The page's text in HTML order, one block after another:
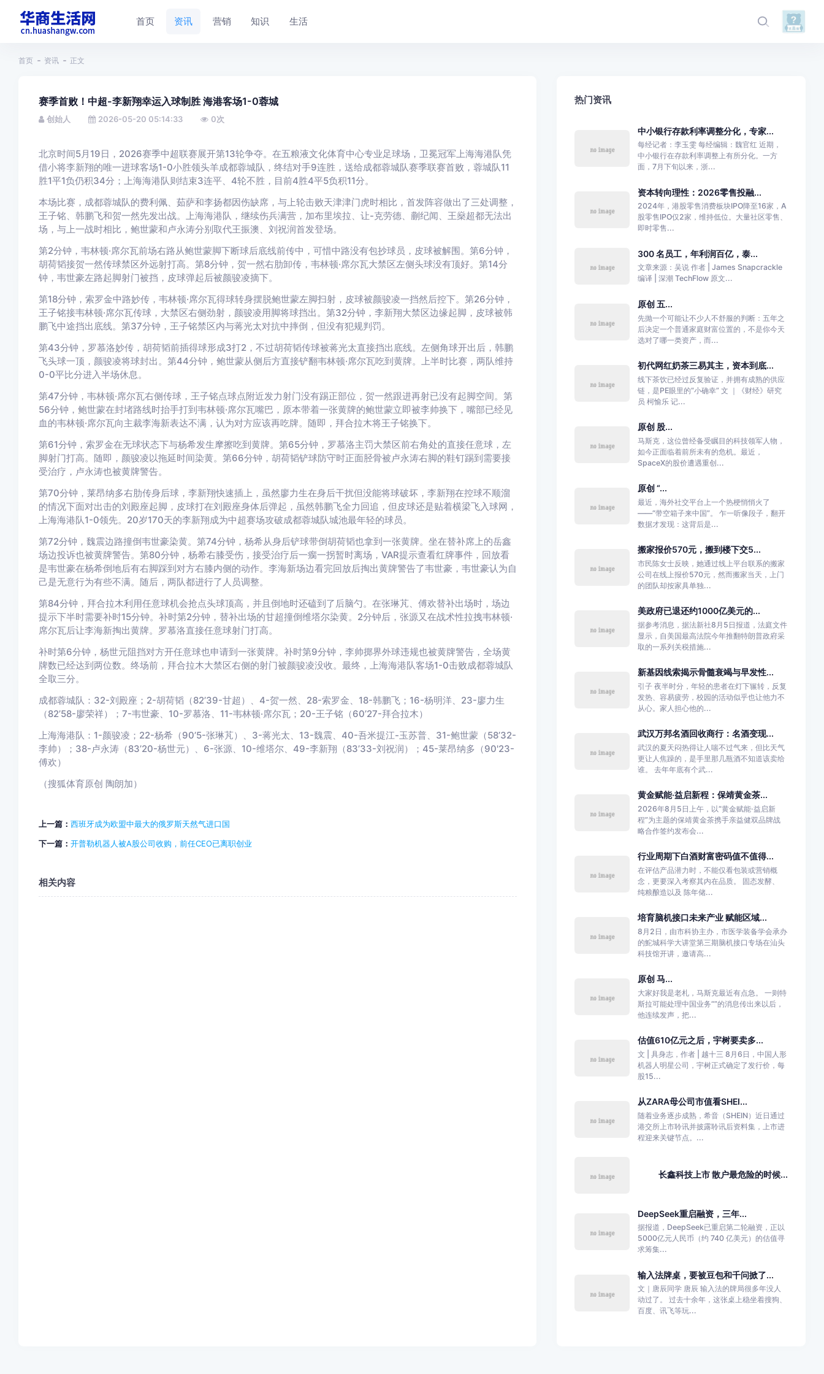
首页 资讯 营销 知识 生活
首页 资讯 正文
赛季首败！中超-李新翔幸运入球制胜 海港客场1-0蓉城
创始人 2026-05-20 05:14:33 0次
北京时间5月19日，2026赛季中超联赛展开第13轮争夺。在五粮液文化体育中心专业足球场，卫冕冠军上海海港队凭
借小将李新翔的唯一进球客场1-0小胜领头羊成都蓉城队，终结对手9连胜，送给成都蓉城队赛季联赛首败，蓉城队11
胜1平1负仍积34分；上海海港队则结束3连平、4轮不胜，目前4胜4平5负积11分。
本场比赛，成都蓉城队的费利佩、茹萨和李扬都因伤缺席，与上轮击败天津津门虎时相比，首发阵容做出了三处调整，
王子铭、韩鹏飞和贺一然先发出战。上海海港队，继续伤兵满营，加布里埃拉、让-克劳德、蒯纪闻、王燊超都无法出
场，与上一战时相比，鲍世蒙和卢永涛分别取代王振澳、刘祝润首发登场。
第2分钟，韦林顿·席尔瓦前场右路从鲍世蒙脚下断球后底线前传中，可惜中路没有包抄球员，皮球被解围。第6分钟，
胡荷韬接贺一然传球禁区外远射打高。第8分钟，贺一然右肋卸传，韦林顿·席尔瓦大禁区左侧头球没有顶好。第14分
钟，韦世豪左路起脚射门被挡，皮球弹起后被颜骏凌摘下。
第18分钟，索罗金中路妙传，韦林顿·席尔瓦得球转身摆脱鲍世蒙左脚扫射，皮球被颜骏凌一挡然后控下。第26分钟，
王子铭接韦林顿·席尔瓦传球，大禁区右侧劲射，颜骏凌用脚将球挡出。第32分钟，李新翔大禁区边缘起脚，皮球被韩
鹏飞中途挡出底线。第37分钟，王子铭禁区内与蒋光太对抗中摔倒，但没有犯规判罚。
第43分钟，罗慕洛妙传，胡荷韬前插得球形成3打2，不过胡荷韬传球被蒋光太直接挡出底线。左侧角球开出后，韩鹏
飞头球一顶，颜骏凌将球封出。第44分钟，鲍世蒙从侧后方直接铲翻韦林顿·席尔瓦吃到黄牌。上半时比赛，两队维持
0-0平比分进入半场休息。
第47分钟，韦林顿·席尔瓦右侧传球，王子铭点球点附近发力射门没有踢正部位，贺一然跟进再射已没有起脚空间。第
56分钟，鲍世蒙在封堵路线时抬手打到韦林顿·席尔瓦嘴巴，原本带着一张黄牌的鲍世蒙立即被李帅换下，嘴部已经见
血的韦林顿·席尔瓦向主裁李海新表达不满，认为对方应该再吃牌。随即，拜合拉木将王子铭换下。
第61分钟，索罗金在无球状态下与杨希发生摩擦吃到黄牌。第65分钟，罗慕洛主罚大禁区前右角处的直接任意球，左
脚射门打高。随即，颜骏凌以拖延时间染黄。第66分钟，胡荷韬铲球防守时正面胫骨被卢永涛右脚的鞋钉踢到需要接
受治疗，卢永涛也被黄牌警告。
第70分钟，莱昂纳多右肋传身后球，李新翔快速插上，虽然廖力生在身后干扰但没能将球破坏，李新翔在控球不顺溜
的情况下面对出击的刘殿座起脚，皮球打在刘殿座身体后弹起，虽然韩鹏飞全力回追，但皮球还是贴着横梁飞入球网，
上海海港队1-0领先。20岁170天的李新翔成为中超赛场攻破成都蓉城队城池最年轻的球员。
第72分钟，魏震边路撞倒韦世豪染黄。第74分钟，杨希从身后铲球带倒胡荷韬也拿到一张黄牌。坐在替补席上的岳鑫
场边投诉也被黄牌警告。第80分钟，杨希右膝受伤，接受治疗后一瘸一拐暂时离场，VAR提示查看红牌事件，回放看
是韦世豪在杨希倒地后有右脚踩到对方右膝内侧的动作。李海新场边看完回放后掏出黄牌警告了韦世豪，韦世豪认为自
己是无意行为有些不满。随后，两队都进行了人员调整。
第84分钟，拜合拉木利用任意球机会抢点头球顶高，并且倒地时还磕到了后脑勺。在张琳芃、傅欢替补出场时，场边
提示下半时需要补时15分钟。补时第2分钟，替补出场的甘超撞倒维塔尔染黄。2分钟后，张源又在战术性拉拽韦林顿·
席尔瓦后让李海新掏出黄牌。罗慕洛直接任意球射门打高。
补时第6分钟，杨世元阻挡对方开任意球也申请到一张黄牌。补时第9分钟，李帅掷界外球违规也被黄牌警告，全场黄
牌数已经达到两位数。终场前，拜合拉木大禁区右侧的射门被颜骏凌没收。最终，上海海港队客场1-0击败成都蓉城队
全取三分。
成都蓉城队：32-刘殿座；2-胡荷韬（82’39-甘超）、4-贺一然、28-索罗金、18-韩鹏飞；16-杨明洋、23-廖力生
（82’58-廖荣祥）；7-韦世豪、10-罗慕洛、11-韦林顿·席尔瓦；20-王子铭（60’27-拜合拉木）
上海海港队：1-颜骏凌；22-杨希（90’5-张琳芃）、3-蒋光太、13-魏震、40-吾米提江-玉苏普、31-鲍世蒙（58’32-
李帅）；38-卢永涛（83’20-杨世元）、6-张源、10-维塔尔、49-李新翔（83’33-刘祝润）；45-莱昂纳多（90'23-
傅欢）
（搜狐体育原创 陶朗加）
上一篇： 西班牙成为欧盟中最大的俄罗斯天然气进口国
下一篇： 开普勒机器人被A股公司收购，前任CEO已离职创业
相关内容
热门资讯
中小银行存款利率调整分化，专家...
每经记者：李玉雯 每经编辑：魏官红 近期，
中小银行在存款利率调整上有所分化。一方
面，7月下旬以来，浙...
资本转向理性：2026零售投融...
2024年，港股零售消费板块IPO降至16家，A
股零售IPO仅2家，维持低位。大量社区零售、
即时零售...
300 名员工，年利润百亿，泰...
文章来源：吴说 作者 | James Snapcrackle
编译 | 深潮 TechFlow 原文...
原创 五...
先抛一个可能让不少人不舒服的判断：五年之
后决定一个普通家庭财富位置的，不是你今天
选对了哪一类资产，而...
初代网红奶茶三易其主，资本到底...
线下茶饮已经过反复验证，并拥有成熟的供应
链，是PE眼里的“小确幸” 文 ｜《财经》研究
员 柯愉乐 记...
原创 股...
马斯克，这位曾经备受瞩目的科技领军人物，
如今正面临着前所未有的危机。最近，
SpaceX的股价遭遇重创...
原创 “...
最近，海外社交平台上一个热梗悄悄火了
——“带空箱子来中国”。 乍一听像段子，翻开
数据才发现：这背后是...
搬家报价570元，搬到楼下交5...
市民陈女士反映，她通过线上平台联系的搬家
公司在线上报价570元，然而搬家当天，上门
的团队却按家具单独...
美政府已退还约1000亿美元的...
据参考消息，据法新社8月5日报道，法庭文件
显示，自美国最高法院今年推翻特朗普政府采
取的一系列关税措施...
新基因线索揭示骨髓衰竭与早发性...
引子 夜半时分，年轻的患者在灯下辗转，反复
发热、容易疲劳，校园的活动似乎也让他力不
从心。家人担心他的...
武汉万邦名酒回收商行：名酒变现...
武汉的夏天闷热得让人喘不过气来，但比天气
更让人焦躁的，是手里那几瓶酒不知道该卖给
谁。 去年年底有个武...
黄金赋能·益启新程：保靖黄金茶...
2026年8月5日上午，以“黄金赋能·益启新
程”为主题的保靖黄金茶携手亲益健双品牌战
略合作签约发布会...
行业周期下白酒财富密码值不值得...
在评估产品潜力时，不能仅看包装或营销概
念，更要深入考察其内在品质。 固态发酵、
纯粮酿造以及 陈年储...
培育脑机接口未来产业 赋能区域...
8月2日，由市科协主办，市医学装备学会承办
的鮀城科学大讲堂第三期脑机接口专场在汕头
科技馆开讲，邀请高...
原创 马...
大家好我是老札，马斯克最近有点急。 一则特
斯拉可能处理中国业务“”的消息传出来以后，
他连续发声，把...
估值610亿元之后，宇树要卖多...
文 | 具身志，作者 | 越十三 8月6日，中国人形
机器人明星公司，宇树正式确定了发行价，每
股15...
从ZARA母公司市值看SHEI...
随着业务逐步成熟，希音（SHEIN）近日通过
港交所上市聆讯并披露聆讯后资料集，上市进
程迎来关键节点。...
长鑫科技上市 散户最危险的时候...
DeepSeek重启融资，三年...
据报道，DeepSeek已重启第二轮融资，正以
5000亿元人民币（约 740 亿美元）的估值寻
求筹集...
输入法牌桌，要被豆包和千问掀了...
文｜唐辰同学 唐辰 输入法的牌局很多年没人
动过了。 过去十余年，这张桌上稳坐着搜狗、
百度、讯飞等玩...